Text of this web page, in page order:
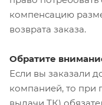
компенсацию
возврата заказа.
Обратите
Если вы заказали
компанией, то при